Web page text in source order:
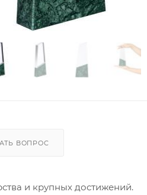
ВОПРОС
и крупных достижений.